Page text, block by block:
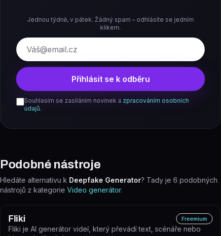
Jednou týdně, v pátek. Žádný spam – odhlásíte se jedním
klikem.
E-mail
Přihlásit se k odběru
Souhlasím se zasíláním novinek a zpracováním osobních
údajů.
Podobné nástroje
Hledáte alternativu k Deepfake Generator? Tady je 6 podobných
nástrojů z kategorie Video generátor.
Fliki Freemium
Fliki je AI generátor videí, který převádí text, scénáře nebo